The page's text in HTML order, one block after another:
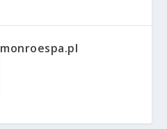
monroespa.pl